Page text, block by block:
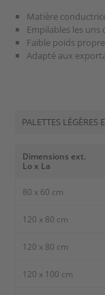
Matière
Empilables les uns
Faible poids propre
Adapté aux
PALETTES LÉGÈRES
Dimensions ext.
Lo x La
80 x 60 cm
120 x 80 cm
120 x 80 cm
120 x 100 cm